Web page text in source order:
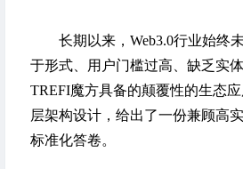
长期以来，Web3.0行业始终
于形式、用户门槛过高、缺乏实
TREFI魔方具备的颠覆性的生态
层架构设计，给出了一份兼顾高
标准化答卷。